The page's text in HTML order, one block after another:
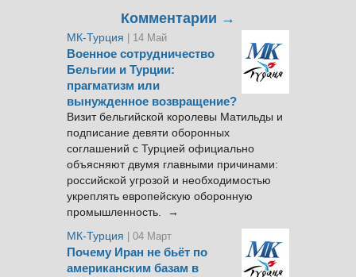
Комментарии →
МК-Турция | 14 Май
Военное сотрудничество
Бельгии и Турции:
прагматизм или
вынужденное возвращение?
Визит бельгийской королевы Матильды и
подписание девяти оборонных
соглашений с Турцией официально
объясняют двумя главными причинами:
российской угрозой и необходимостью
укреплять европейскую оборонную
промышленность. →
МК-Турция
| 04 Март
Почему Иран не бьёт по
американским базам в